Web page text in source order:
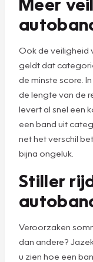
Ook de veiligheid
geldt dat
de minste score.
de lengte van de
levert al snel een
een band uit
net het verschil
bijna ongeluk.
Stiller
Veroorzaken
dan andere?
u zien hoe een